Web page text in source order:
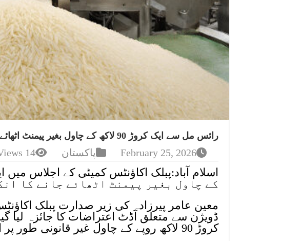
رائس مل سے ایک کروڑ 90 لاکھ کے چاول بغیر پیمنٹ اٹھائے جانے کا انکشاف
February 25, 2026 پاکستان 14 Views
کے چاول بغیر پیمنٹ اٹھائے جانے کا
معین عامر پیرزادہ کی زیر صدارت پبلک
ڈویژن سے متعلق آڈٹ اعتراضات کا جائزہ لیا
کروڑ 90 لاکھ روپے کے چاول غیر قانونی طور پر اٹھانے کا معاملہ سامنے آیا۔